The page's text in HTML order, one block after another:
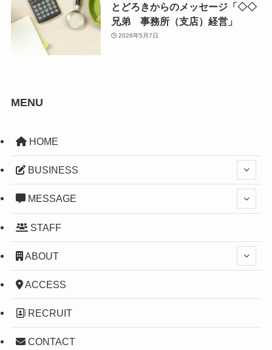
とどろきからのメッセージ「◇◇
兄弟 事務所（支店）経営」
2026年5月7日
MENU
HOME
BUSINESS
MESSAGE
STAFF
ABOUT
ACCESS
RECRUIT
CONTACT